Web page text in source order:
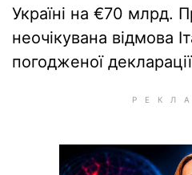
Україні на €70 млрд.
неочікувана відмова
погодженої